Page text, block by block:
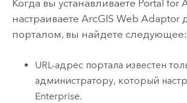
Когда вы устанавливаете Portal for
настраиваете ArcGIS Web Adaptor
порталом, вы найдете следующее:
URL-адрес портала известен
администратору, который
Enterprise.